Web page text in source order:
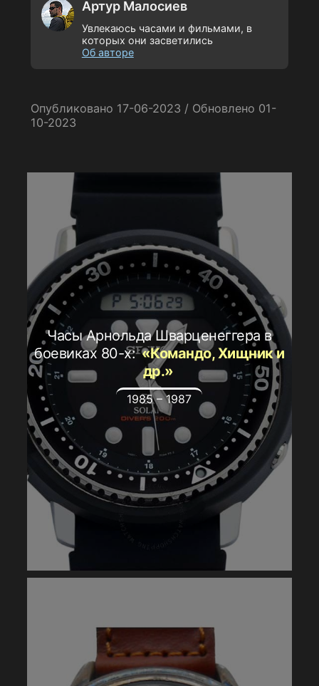
Артур Малосиев
Увлекаюсь часами и фильмами, в
которых они засветились
Об авторе
Опубликовано 17-06-2023 / Обновлено 01-
10-2023
Часы Арнольда Шварценеггера в
боевиках 80-х:«Командо, Хищник и
др.»
1985 – 1987